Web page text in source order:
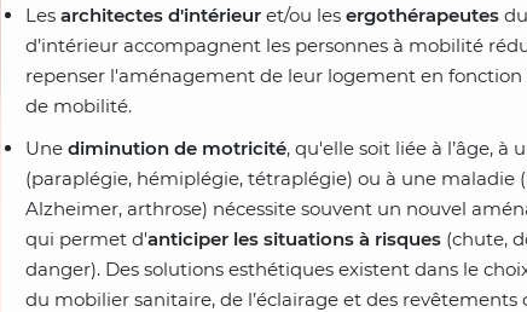
Lesarchitectes d'intérieur et/ou lesergothérapeutes
d’intérieur accompagnent les personnes à mobilité
repenser l'aménagement de leur logement en
de mobilité.
Unediminution de motricité, qu'elle soit liée à l’âge, à
(paraplégie, hémiplégie, tétraplégie) ou à une maladie
Alzheimer, arthrose) nécessite souvent un nouvel
qui permet d'anticiper les situations à risques (chute,
danger). Des solutions esthétiques existent dans le
du mobilier sanitaire, de l’éclairage et des revêtements